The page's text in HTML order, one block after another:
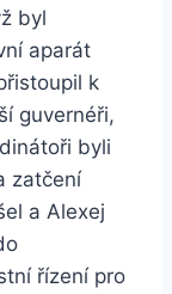
byl
aparát
k
guvernéři,
byli
zatčení
a Alexej
řízení pro